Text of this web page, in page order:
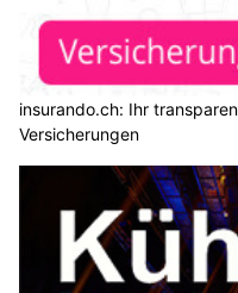
insurando.ch: Ihr
Versicherungen